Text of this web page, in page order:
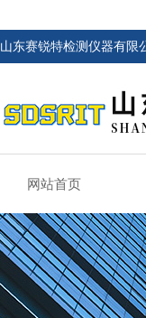
山东赛锐特检测仪器有限
网站首页